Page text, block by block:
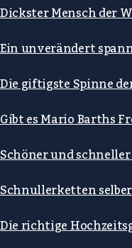
Dickster Mensch der
Ein unverändert
Die giftigste Spinne
Gibt es Mario Barths
Schöner und schneller
Schnullerketten
Die richtige